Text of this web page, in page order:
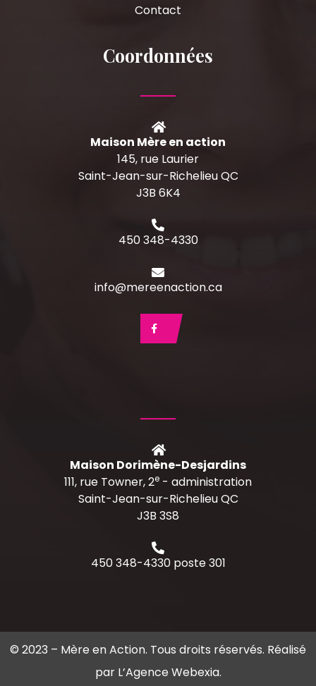
Contact
Coordonnées
Maison Mère en action
145, rue Laurier
Saint-Jean-sur-Richelieu QC
J3B 6K4
450 348-4330
info@mereenaction.ca
Maison Dorimène-Desjardins
111, rue Towner, 2e - administration
Saint-Jean-sur-Richelieu QC
J3B 3S8
450 348-4330 poste 301
© 2023 – Mère en Action. Tous droits réservés. Réalisé
par L’Agence Webexia.